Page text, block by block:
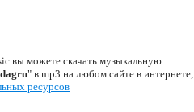
можете скачать музыкальную
" в mp3 на любом сайте в интернете,
ресурсов